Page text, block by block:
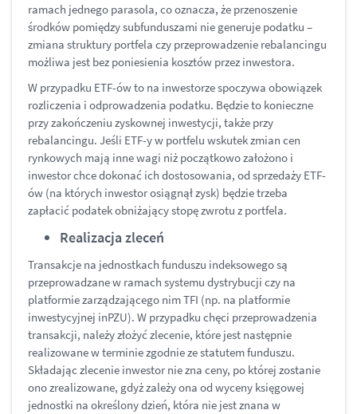
ramach jednego parasola, co oznacza, że przenoszenie
środków pomiędzy subfunduszami nie generuje podatku –
zmiana struktury portfela czy przeprowadzenie rebalancingu
możliwa jest bez poniesienia kosztów przez inwestora.
W przypadku ETF-ów to na inwestorze spoczywa obowiązek
rozliczenia i odprowadzenia podatku. Będzie to konieczne
przy zakończeniu zyskownej inwestycji, także przy
rebalancingu. Jeśli ETF-y w portfelu wskutek zmian cen
rynkowych mają inne wagi niż początkowo założono i
inwestor chce dokonać ich dostosowania, od sprzedaży ETF-
ów (na których inwestor osiągnął zysk) będzie trzeba
zapłacić podatek obniżający stopę zwrotu z portfela.
Realizacja zleceń
Transakcje na jednostkach funduszu indeksowego są
przeprowadzane w ramach systemu dystrybucji czy na
platformie zarządzającego nim TFI (np. na platformie
inwestycyjnej inPZU). W przypadku chęci przeprowadzenia
transakcji, należy złożyć zlecenie, które jest następnie
realizowane w terminie zgodnie ze statutem funduszu.
Składając zlecenie inwestor nie zna ceny, po której zostanie
ono zrealizowane, gdyż zależy ona od wyceny księgowej
jednostki na określony dzień, która nie jest znana w